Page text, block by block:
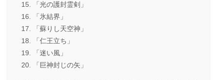
「光の護封霊剣」
「氷結界」
「蘇りし天空神」
「仁王立ち」
「迷い風」
「巨神封じの矢」